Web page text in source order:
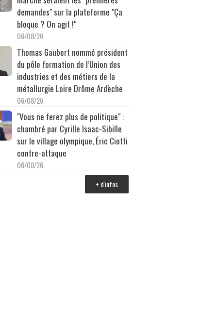
demandes" sur la plateforme "Ça
bloque ? On agit !"
06/08/26
Thomas Gaubert nommé président
du pôle formation de l’Union des
industries et des métiers de la
métallurgie Loire Drôme Ardèche
06/08/26
"Vous ne ferez plus de politique" :
chambré par Cyrille Isaac-Sibille
sur le village olympique, Éric Ciotti
contre-attaque
06/08/26
+ d'infos